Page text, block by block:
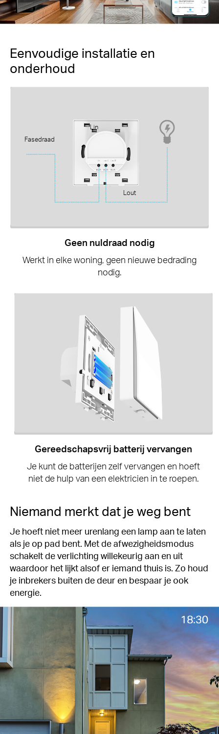
Eenvoudige installatie en
onderhoud
Fasedraad
Lin
Lout
Geen nuldraad nodig
Werkt in elke woning, geen nieuwe bedrading
nodig.
Gereedschapsvrij batterij vervangen
Je kunt de batterijen zelf vervangen en hoeft
niet de hulp van een elektricien in te roepen.
Niemand merkt dat je weg bent
Je hoeft niet meer urenlang een lamp aan te laten
als je op pad bent. Met de afwezigheidsmodus
schakelt de verlichting willekeurig aan en uit
waardoor het lijkt alsof er iemand thuis is. Zo houd
je inbrekers buiten de deur en bespaar je ook
energie.